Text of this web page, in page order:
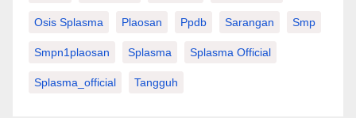
Osis Splasma Plaosan Ppdb Sarangan Smp
Smpn1plaosan Splasma Splasma Official
Splasma_official Tangguh